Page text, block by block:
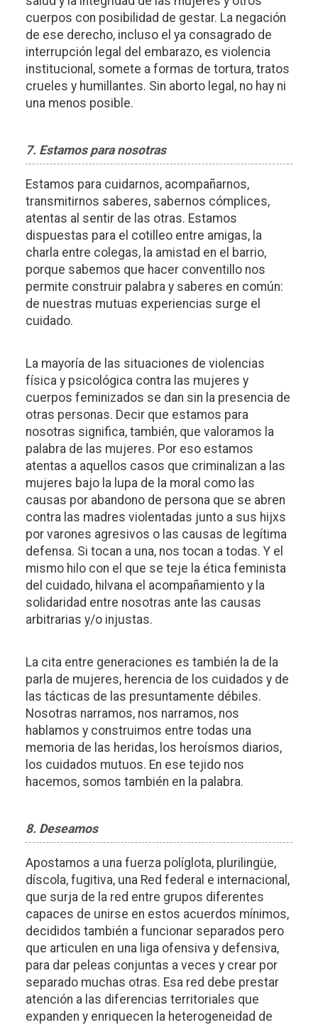
cuerpos con posibilidad de gestar. La negación
de ese derecho, incluso el ya consagrado de
interrupción legal del embarazo, es violencia
institucional, somete a formas de tortura, tratos
crueles y humillantes. Sin aborto legal, no hay ni
una menos posible.
7. Estamos para nosotras
Estamos para cuidarnos, acompañarnos,
transmitirnos saberes, sabernos cómplices,
atentas al sentir de las otras. Estamos
dispuestas para el cotilleo entre amigas, la
charla entre colegas, la amistad en el barrio,
porque sabemos que hacer conventillo nos
permite construir palabra y saberes en común:
de nuestras mutuas experiencias surge el
cuidado.
La mayoría de las situaciones de violencias
física y psicológica contra las mujeres y
cuerpos feminizados se dan sin la presencia de
otras personas. Decir que estamos para
nosotras significa, también, que valoramos la
palabra de las mujeres. Por eso estamos
atentas a aquellos casos que criminalizan a las
mujeres bajo la lupa de la moral como las
causas por abandono de persona que se abren
contra las madres violentadas junto a sus hijxs
por varones agresivos o las causas de legítima
defensa. Si tocan a una, nos tocan a todas. Y el
mismo hilo con el que se teje la ética feminista
del cuidado, hilvana el acompañamiento y la
solidaridad entre nosotras ante las causas
arbitrarias y/o injustas.
La cita entre generaciones es también la de la
parla de mujeres, herencia de los cuidados y de
las tácticas de las presuntamente débiles.
Nosotras narramos, nos narramos, nos
hablamos y construimos entre todas una
memoria de las heridas, los heroísmos diarios,
los cuidados mutuos. En ese tejido nos
hacemos, somos también en la palabra.
8. Deseamos
Apostamos a una fuerza políglota, plurilingüe,
díscola, fugitiva, una Red federal e internacional,
que surja de la red entre grupos diferentes
capaces de unirse en estos acuerdos mínimos,
decididos también a funcionar separados pero
que articulen en una liga ofensiva y defensiva,
para dar peleas conjuntas a veces y crear por
separado muchas otras. Esa red debe prestar
atención a las diferencias territoriales que
expanden y enriquecen la heterogeneidad de